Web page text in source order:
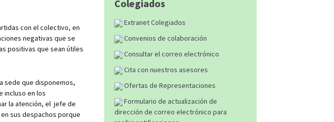
con el colectivo, en
negativas que se
positivas que sean útiles
sede que disponemos,
incluso en los
la atención, el jefe de
sus despachos porque
Colegiados
Extranet Colegiados
Convenios de colaboración
Consultar el correo electrónico
Cita con nuestros asesores
Ofertas de Representaciones
Formulario de actualización de
dirección de correo electrónico para